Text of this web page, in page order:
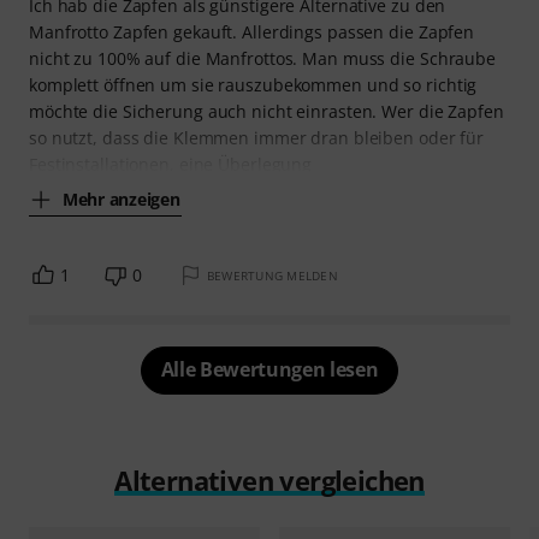
Ich hab die Zapfen als günstigere Alternative zu den
Manfrotto Zapfen gekauft. Allerdings passen die Zapfen
nicht zu 100% auf die Manfrottos. Man muss die Schraube
komplett öffnen um sie rauszubekommen und so richtig
möchte die Sicherung auch nicht einrasten. Wer die Zapfen
so nutzt, dass die Klemmen immer dran bleiben oder für
Mehr anzeigen
1 0 BEWERTUNG MELDEN
Alle Bewertungen lesen
Alternativen vergleichen